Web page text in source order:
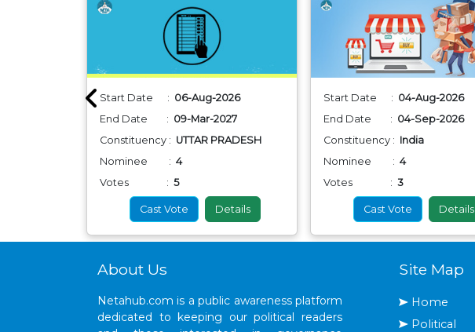
Start Date : 06-Aug-2026
End Date : 09-Mar-2027
Constituency : UTTAR PRADESH
Nominee : 4
Votes : 5
Cast Vote Details
Start Date : 04-Aug-2026
End Date : 04-Sep-2026
Constituency : India
Nominee : 4
Votes : 3
Cast Vote Details
About Us
Netahub.com is a public awareness platform
dedicated to keeping our political readers
Site Map
Home
Political